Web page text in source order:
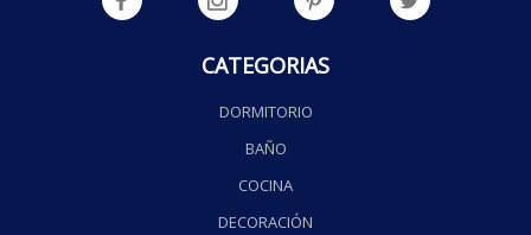
CATEGORIAS
DORMITORIO
BAÑO
COCINA
DECORACIÓN